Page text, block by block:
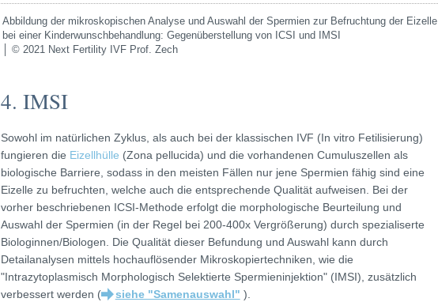
Abbildung der mikroskopischen Analyse und Auswahl der Spermien zur Befruchtung der Eizelle
bei einer Kinderwunschbehandlung: Gegenüberstellung von ICSI und IMSI
│ © 2021 Next Fertility IVF Prof. Zech
4. IMSI
Sowohl im natürlichen Zyklus, als auch bei der klassischen IVF (In vitro Fetilisierung)
fungieren die Eizellhülle (Zona pellucida) und die vorhandenen Cumuluszellen als
biologische Barriere, sodass in den meisten Fällen nur jene Spermien fähig sind eine
Eizelle zu befruchten, welche auch die entsprechende Qualität aufweisen. Bei der
vorher beschriebenen ICSI-Methode erfolgt die morphologische Beurteilung und
Auswahl der Spermien (in der Regel bei 200-400x Vergrößerung) durch spezialiserte
Biologinnen/Biologen. Die Qualität dieser Befundung und Auswahl kann durch
Detailanalysen mittels hochauflösender Mikroskopiertechniken, wie die
"Intrazytoplasmisch Morphologisch Selektierte Spermieninjektion" (IMSI), zusätzlich
verbessert werden (
siehe "Samenauswahl" ).